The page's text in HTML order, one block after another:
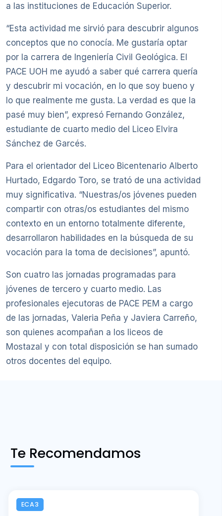
a las instituciones de Educación Superior.
“Esta actividad me sirvió para descubrir algunos
conceptos que no conocía. Me gustaría optar
por la carrera de Ingeniería Civil Geológica. El
PACE UOH me ayudó a saber qué carrera quería
y descubrir mi vocación, en lo que soy bueno y
lo que realmente me gusta. La verdad es que la
pasé muy bien”, expresó Fernando González,
estudiante de cuarto medio del Liceo Elvira
Sánchez de Garcés.
Para el orientador del Liceo Bicentenario Alberto
Hurtado, Edgardo Toro, se trató de una actividad
muy significativa. “Nuestras/os jóvenes pueden
compartir con otras/os estudiantes del mismo
contexto en un entorno totalmente diferente,
desarrollaron habilidades en la búsqueda de su
vocación para la toma de decisiones”, apuntó.
Son cuatro las jornadas programadas para
jóvenes de tercero y cuarto medio. Las
profesionales ejecutoras de PACE PEM a cargo
de las jornadas, Valeria Peña y Javiera Carreño,
son quienes acompañan a los liceos de
Mostazal y con total disposición se han sumado
otros docentes del equipo.
Te Recomendamos
ECA3